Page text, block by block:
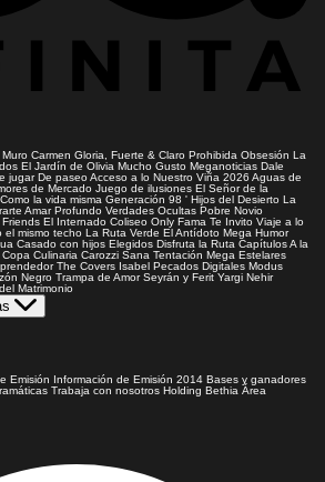
Carmen Gloria, Fuerte & Claro Prohibida Obsesión La
El Jardín de Olivia Mucho Gusto Meganoticias Dale
jugar De paseoAcceso a lo Nuestro Viña 2026 Aguas de
de Mercado Juego de ilusiones El Señor de la
Como la vida misma Generación 98 ' Hijos del Desierto La
Amar Profundo Verdades Ocultas Pobre Novio
Friends El Internado Coliseo Only Fama Te Invito Viaje a lo
el mismo techo La Ruta Verde El Antídoto Mega Humor
Casado con hijos Elegidos Disfruta la Ruta CapítulosA la
Copa Culinaria Carozzi Sana Tentación Mega Estelares
The Covers Isabel Pecados Digitales Modus
Negro Trampa de Amor Seyrán y Ferit Yargi Nehir
Matrimonio
Emisión Información de Emisión 2014 Bases y ganadores
Trabaja con nosotros Holding Bethia Área